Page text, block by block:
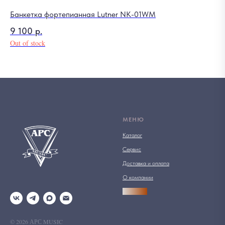
Банкетка фортепианная Lutner NK-01WM
9 100 р.
Out of stock
© 2026 АРС MUSIC
МЕНЮ
Каталог
Сервис
Доставка и оплата
О компании